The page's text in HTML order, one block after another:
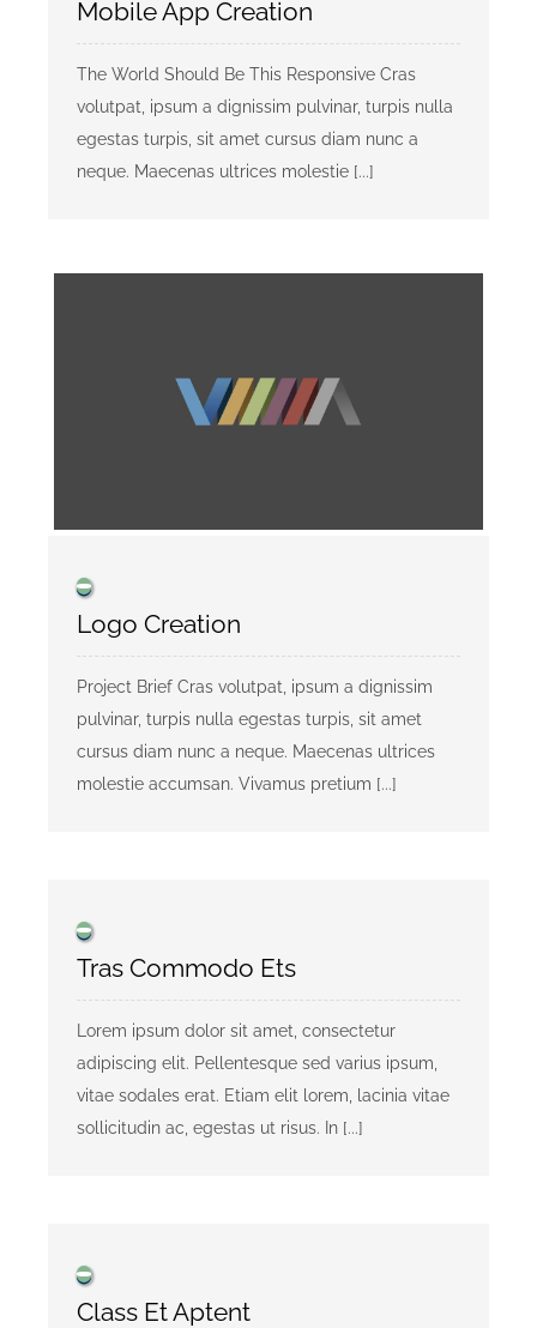
KONTAKT
Privaatsusreeglid
Mobile App Creation
The World Should Be This Responsive Cras
volutpat, ipsum a dignissim pulvinar, turpis nulla
egestas turpis, sit amet cursus diam nunc a
neque. Maecenas ultrices molestie [...]
Logo Creation
Project Brief Cras volutpat, ipsum a dignissim
pulvinar, turpis nulla egestas turpis, sit amet
cursus diam nunc a neque. Maecenas ultrices
molestie accumsan. Vivamus pretium [...]
Tras Commodo Ets
Lorem ipsum dolor sit amet, consectetur
adipiscing elit. Pellentesque sed varius ipsum,
vitae sodales erat. Etiam elit lorem, lacinia vitae
sollicitudin ac, egestas ut risus. In [...]
Class Et Aptent